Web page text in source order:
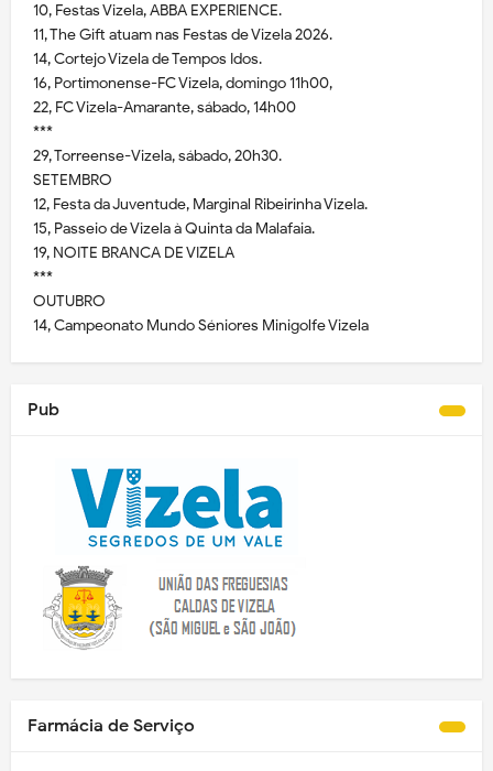
10, Festas Vizela, ABBA EXPERIENCE.
11, The Gift atuam nas Festas de Vizela 2026.
14, Cortejo Vizela de Tempos Idos.
16, Portimonense-FC Vizela, domingo 11h00,
22, FC Vizela-Amarante, sábado, 14h00
***
29, Torreense-Vizela, sábado, 20h30.
SETEMBRO
12, Festa da Juventude, Marginal Ribeirinha Vizela.
15, Passeio de Vizela à Quinta da Malafaia.
19, NOITE BRANCA DE VIZELA
***
OUTUBRO
14, Campeonato Mundo Séniores Minigolfe Vizela
Pub
Farmácia de Serviço